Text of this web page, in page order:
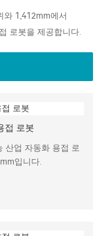
와 1,412mm에서
로봇을 제공합니다.
접 로봇
산업 자동화 용접 로
입니다.